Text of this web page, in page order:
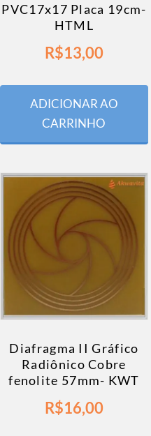
PVC17x17 Placa 19cm-
HTML
R$13,00
ADICIONAR AO
CARRINHO
Diafragma II Gráfico
Radiônico Cobre
fenolite 57mm- KWT
R$16,00